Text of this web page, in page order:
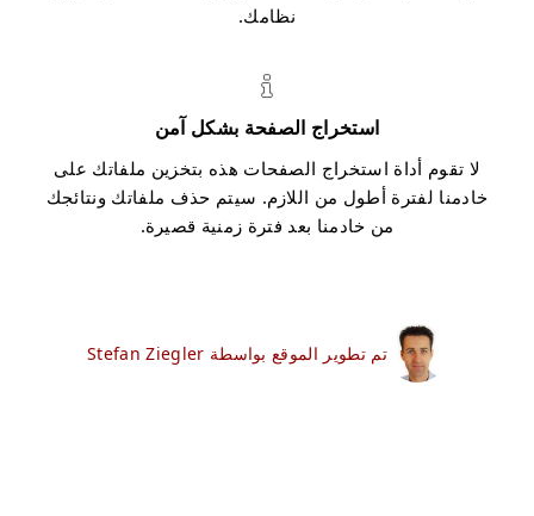
نظامك.
استخراج الصفحة بشكل آمن
لا تقوم أداة استخراج الصفحات هذه بتخزين ملفاتك على
خادمنا لفترة أطول من اللازم. سيتم حذف ملفاتك ونتائجك
من خادمنا بعد فترة زمنية قصيرة.
تم تطوير الموقع بواسطة Stefan Ziegler